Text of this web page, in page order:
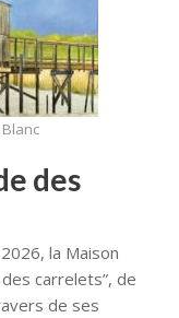
des
la Maison
carrelets”, de
de ses